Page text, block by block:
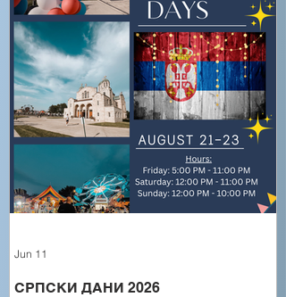
СРПСКИ ДАНИ 2026
Jun 11